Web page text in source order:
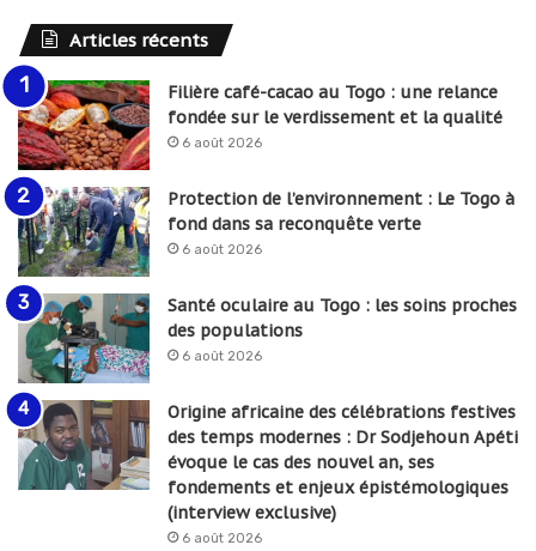
Articles récents
Filière café-cacao au Togo : une relance
fondée sur le verdissement et la qualité
6 août 2026
Protection de l’environnement : Le Togo à
fond dans sa reconquête verte
6 août 2026
Santé oculaire au Togo : les soins proches
des populations
6 août 2026
Origine africaine des célébrations festives
des temps modernes : Dr Sodjehoun Apéti
évoque le cas des nouvel an, ses
fondements et enjeux épistémologiques
(interview exclusive)
6 août 2026